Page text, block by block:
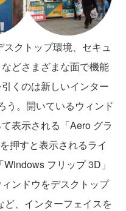
クトップ環境、セキュ
どさまざまな面で機能
くのは新しいインター
う。開いているウィンド
表示される「Aero グラ
押すと表示されるライ
フリップ 3D」
ンドウをデスクトップ
ど、インターフェイスを